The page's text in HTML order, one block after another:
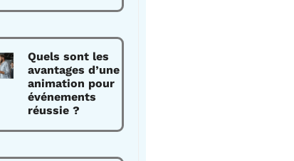
Quels sont les
avantages d’une
animation pour
événements
réussie ?